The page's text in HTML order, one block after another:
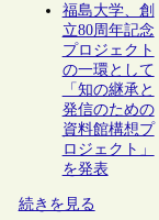
福島大学、創
立80周年記念
プロジェクト
の一環として
「知の継承と
発信のための
資料館構想プ
ロジェクト」
を発表
続きを見る